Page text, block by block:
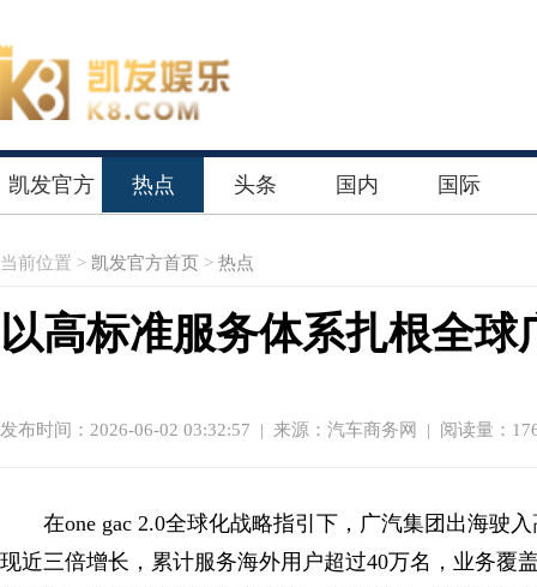
凯发官方 热点 头条 国内 国际
当前位置 > 凯发官方首页 > 热点
以高标准服务体系扎根全
发布时间：2026-06-02 03:32:57 | 来源：汽车商务网 | 阅读量：
在one gac 2.0全球化战略指引下，广汽集团出海驶
现近三倍增长，累计服务海外用户超过40万名，业务覆